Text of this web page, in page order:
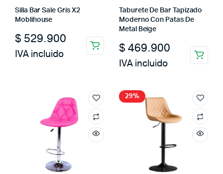
Silla Bar Sale Gris X2
Moblihouse
$ 529.900
IVA incluido
Taburete De Bar Tapizado
Moderno Con Patas De
Metal Beige
$ 469.900
IVA incluido
29%